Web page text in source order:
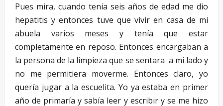
Pues mira, cuando tenía seis años de edad me dio
hepatitis y entonces tuve que vivir en casa de mi
abuela varios meses y tenía que estar
completamente en reposo. Entonces encargaban a
la persona de la limpieza que se sentara a mi lado y
no me permitiera moverme. Entonces claro, yo
quería jugar a la escuelita. Yo ya estaba en primer
año de primaría y sabía leer y escribir y se me hizo